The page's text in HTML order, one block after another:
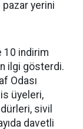
pazar yerini
10 indirim
ilgi gösterdi.
Odası
üyeleri,
sivil
davetli